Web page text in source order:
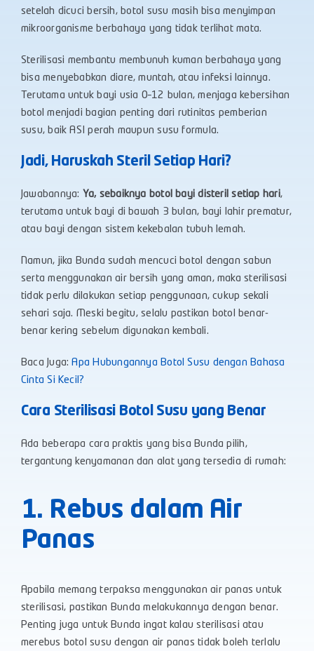
setelah dicuci bersih, botol susu masih bisa menyimpan
mikroorganisme berbahaya yang tidak terlihat mata.
Sterilisasi membantu membunuh kuman berbahaya yang
bisa menyebabkan diare, muntah, atau infeksi lainnya.
Terutama untuk bayi usia 0–12 bulan, menjaga kebersihan
botol menjadi bagian penting dari rutinitas pemberian
susu, baik ASI perah maupun susu formula.
Jadi, Haruskah Steril Setiap Hari?
Jawabannya: Ya, sebaiknya botol bayi disteril setiap hari,
terutama untuk bayi di bawah 3 bulan, bayi lahir prematur,
atau bayi dengan sistem kekebalan tubuh lemah.
Namun, jika Bunda sudah mencuci botol dengan sabun
serta menggunakan air bersih yang aman, maka sterilisasi
tidak perlu dilakukan setiap penggunaan, cukup sekali
sehari saja. Meski begitu, selalu pastikan botol benar-
benar kering sebelum digunakan kembali.
Baca Juga:Apa Hubungannya Botol Susu dengan Bahasa
Cinta Si Kecil?
Cara Sterilisasi Botol Susu yang Benar
Ada beberapa cara praktis yang bisa Bunda pilih,
tergantung kenyamanan dan alat yang tersedia di rumah:
1. Rebus dalam Air
Panas
Apabila memang terpaksa menggunakan air panas untuk
sterilisasi, pastikan Bunda melakukannya dengan benar.
Penting juga untuk Bunda ingat kalau sterilisasi atau
merebus botol susu dengan air panas tidak boleh terlalu